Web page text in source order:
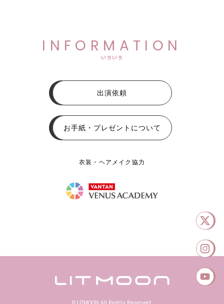
INFORMATION
いろいろ
出演依頼
お手紙・プレゼントについて
衣装・ヘアメイク協力